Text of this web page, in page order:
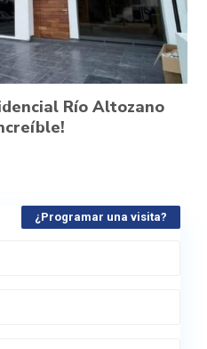
Río Altozano
¿Programar una visita?